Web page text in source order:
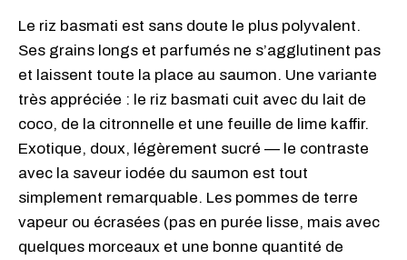
Le riz basmati est sans doute le plus polyvalent.
Ses grains longs et parfumés ne s’agglutinent pas
et laissent toute la place au saumon. Une variante
très appréciée : le riz basmati cuit avec du lait de
coco, de la citronnelle et une feuille de lime kaffir.
Exotique, doux, légèrement sucré — le contraste
avec la saveur iodée du saumon est tout
simplement remarquable. Les pommes de terre
vapeur ou écrasées (pas en purée lisse, mais avec
quelques morceaux et une bonne quantité de